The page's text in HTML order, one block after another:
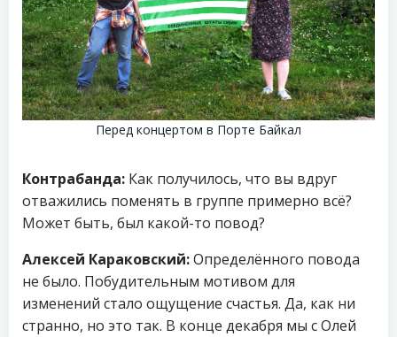
Перед концертом в Порте Байкал
Контрабанда: Как получилось, что вы вдруг
отважились поменять в группе примерно всё?
Может быть, был какой-то повод?
Алексей Караковский:Определëнного повода
не было. Побудительным мотивом для
изменений стало ощущение счастья. Да, как ни
странно, но это так. В конце декабря мы с Олей